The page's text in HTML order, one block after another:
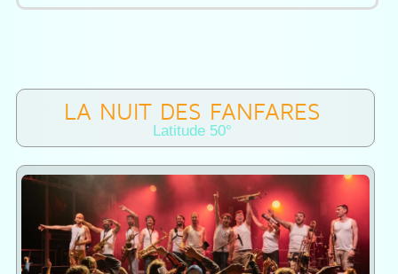
LA NUIT DES FANFARES
Latitude 50°